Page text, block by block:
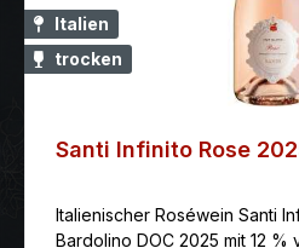
Italien
trocken
Santi Infinito Rose
Italienischer Roséwein Santi
Bardolino DOC 2025 mit 12 %